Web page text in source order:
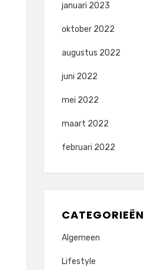
januari 2023
oktober 2022
augustus 2022
juni 2022
mei 2022
maart 2022
februari 2022
CATEGORIEËN
Algemeen
Lifestyle